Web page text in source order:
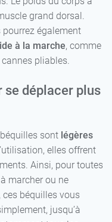
grand dorsal.
également
à la marche, comme
pliables.
se déplacer plus
sont légères
elles offrent
Ainsi, pour toutes
marcher ou ne
ces béquilles vous
jusqu’à